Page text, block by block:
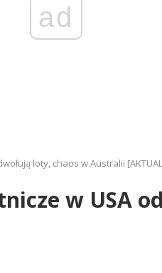
ad
loty, chaos w Australii
w USA